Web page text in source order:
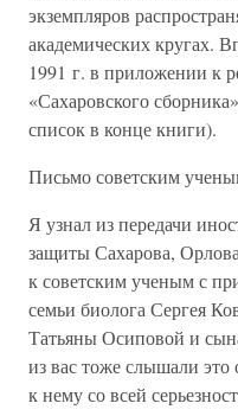
экземпляров
академических кругах.
1991 г. в приложении к
«Сахаровского
список в конце книги).
Письмо советским
Я узнал из передачи
защиты Сахарова,
к советским ученым с
семьи биолога Сергея
Татьяны Осиповой и
из вас тоже слышали
к нему со всей